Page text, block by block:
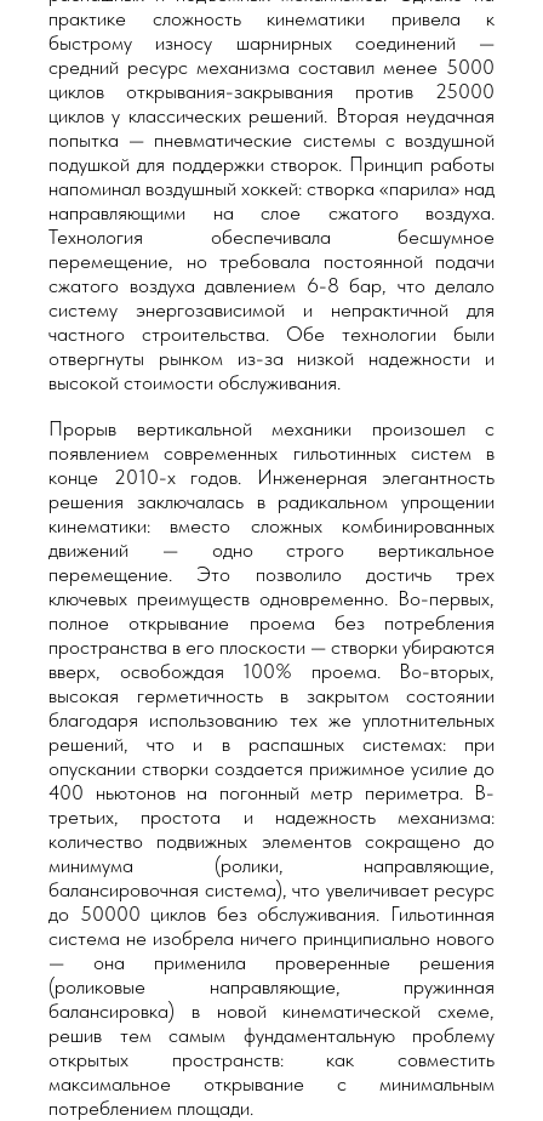
практике сложность кинематики привела к
быстрому износу шарнирных соединений —
средний ресурс механизма составил менее 5000
циклов открывания-закрывания против 25000
циклов у классических решений. Вторая неудачная
попытка — пневматические системы с воздушной
подушкой для поддержки створок. Принцип работы
напоминал воздушный хоккей: створка «парила» над
направляющими на слое сжатого воздуха.
Технология обеспечивала бесшумное
перемещение, но требовала постоянной подачи
сжатого воздуха давлением 6-8 бар, что делало
систему энергозависимой и непрактичной для
частного строительства. Обе технологии были
отвергнуты рынком из-за низкой надежности и
высокой стоимости обслуживания.
Прорыв вертикальной механики произошел с
появлением современных гильотинных систем в
конце 2010-х годов. Инженерная элегантность
решения заключалась в радикальном упрощении
кинематики: вместо сложных комбинированных
движений — одно строго вертикальное
перемещение. Это позволило достичь трех
ключевых преимуществ одновременно. Во-первых,
полное открывание проема без потребления
пространства в его плоскости — створки убираются
вверх, освобождая 100% проема. Во-вторых,
высокая герметичность в закрытом состоянии
благодаря использованию тех же уплотнительных
решений, что и в распашных системах: при
опускании створки создается прижимное усилие до
400 ньютонов на погонный метр периметра. В-
третьих, простота и надежность механизма:
количество подвижных элементов сокращено до
минимума (ролики, направляющие,
балансировочная система), что увеличивает ресурс
до 50000 циклов без обслуживания. Гильотинная
система не изобрела ничего принципиально нового
— она применила проверенные решения
(роликовые направляющие, пружинная
балансировка) в новой кинематической схеме,
решив тем самым фундаментальную проблему
открытых пространств: как совместить
максимальное открывание с минимальным
потреблением площади.